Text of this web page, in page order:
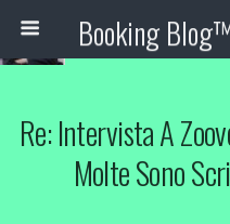
Re: Intervista A
Molte Sono